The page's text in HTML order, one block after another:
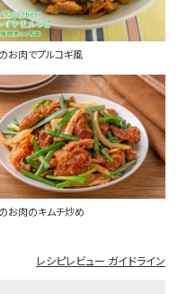
お肉でプルコギ風
お肉のキムチ炒め
レシピレビュー ガイドライン